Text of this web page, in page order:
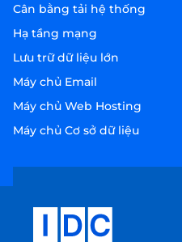
Cân bằng tải hệ thống
Hạ tầng mạng
Lưu trữ dữ liệu lớn
Máy chủ Email
Máy chủ Web Hosting
Máy chủ Cơ sở dữ liệu